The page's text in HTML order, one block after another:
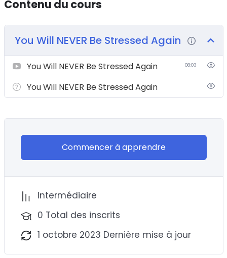
Contenu du cours
You Will NEVER Be Stressed Again
You Will NEVER Be Stressed Again 08:03
You Will NEVER Be Stressed Again
Commencer à apprendre
Intermédiaire
0 Total des inscrits
1 octobre 2023 Dernière mise à jour